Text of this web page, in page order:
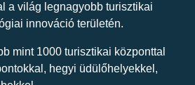
a világ legnagyobb turisztikai
innováció területén.
mint 1000 turisztikai központtal
hegyi üdülőhelyekkel,